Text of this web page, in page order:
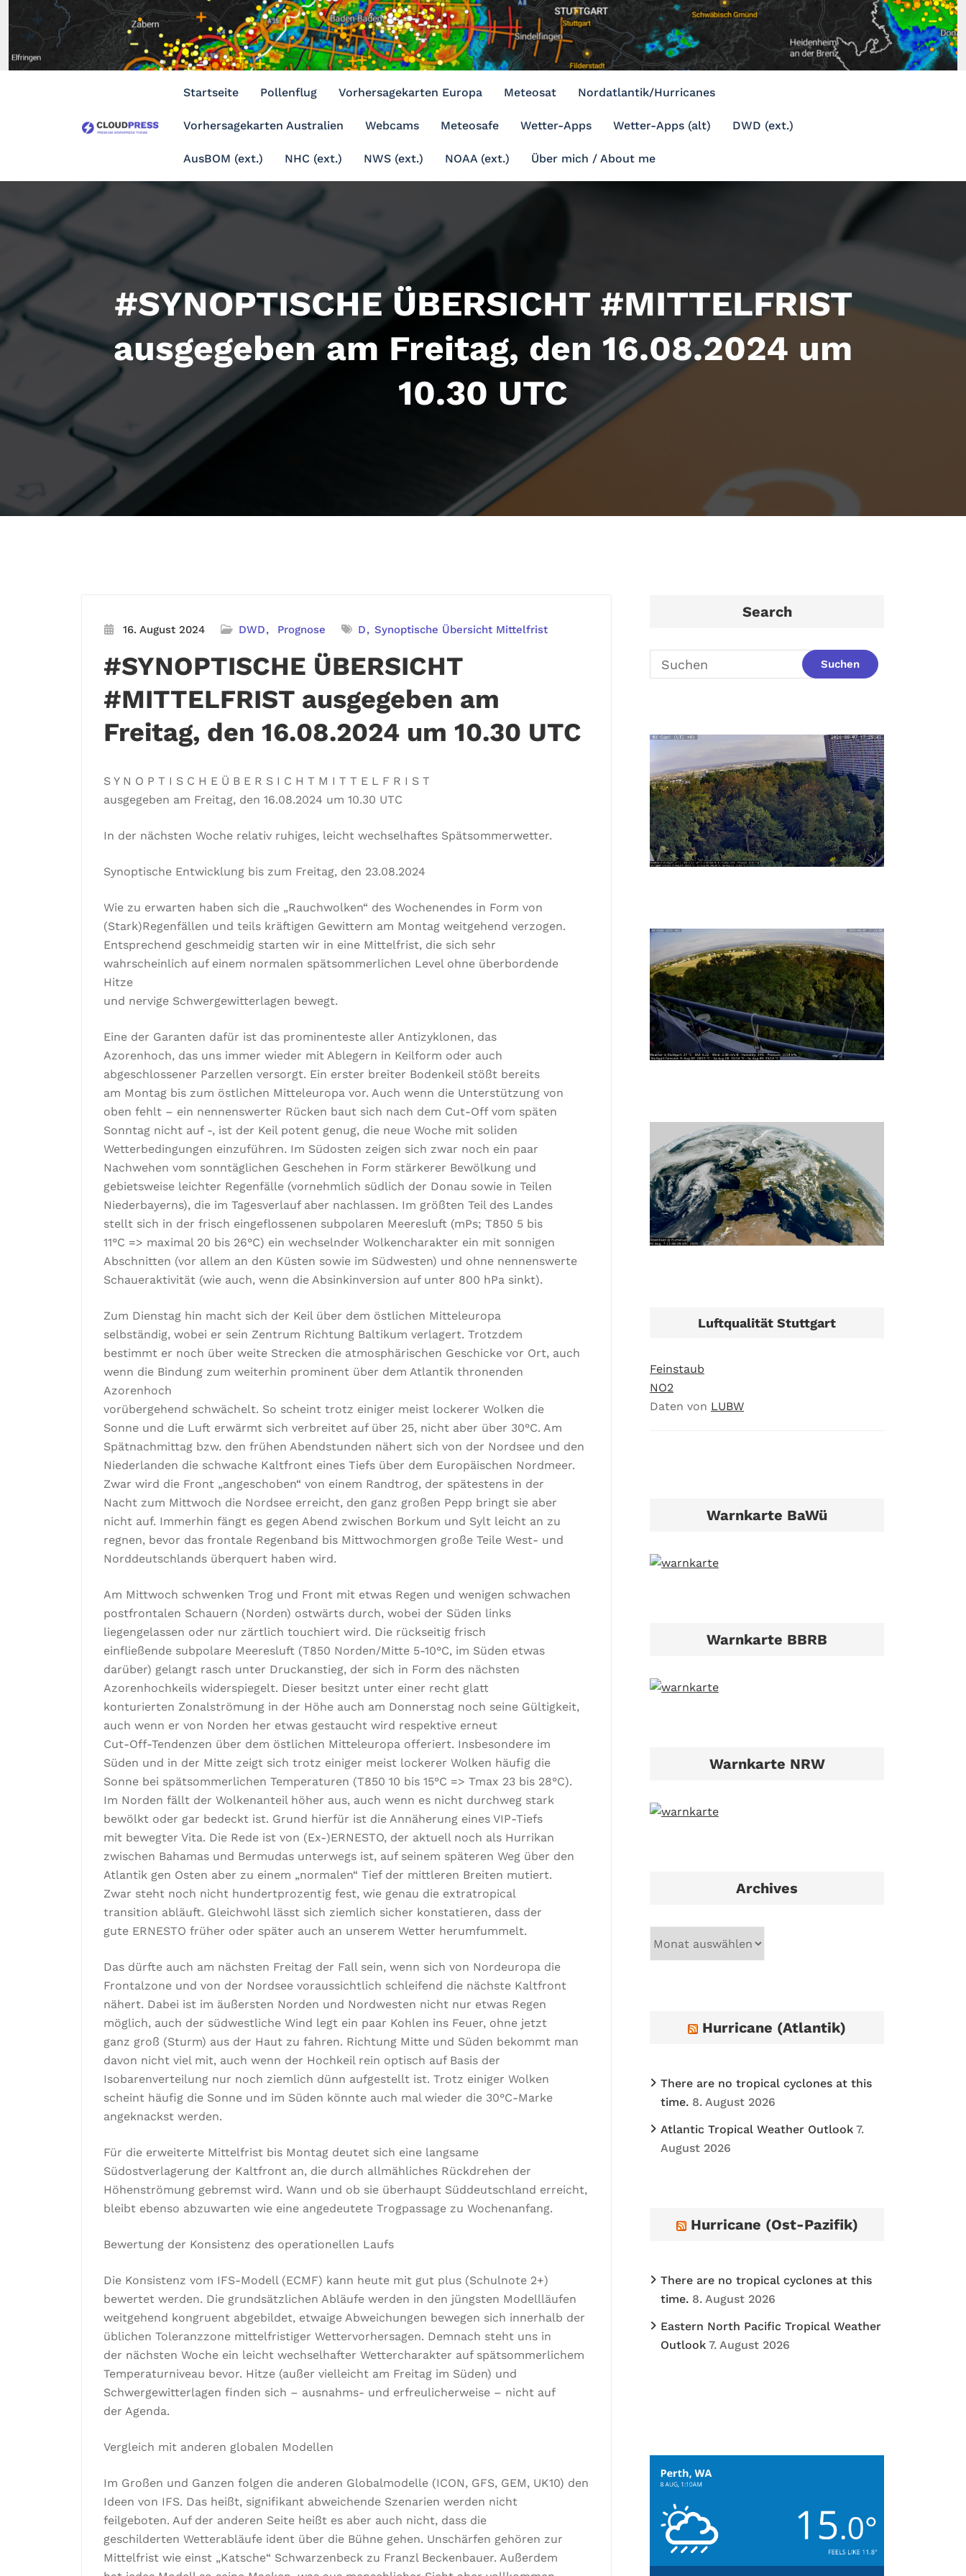
Inhalt
springen
Startseite Pollenflug Vorhersagekarten Europa Meteosat Nordatlantik/Hurricanes
Vorhersagekarten Australien Webcams Meteosafe Wetter-Apps Wetter-Apps (alt) DWD (ext.)
AusBOM (ext.) NHC (ext.) NWS (ext.) NOAA (ext.) Über mich / About me
#SYNOPTISCHE ÜBERSICHT #MITTELFRIST
ausgegeben am Freitag, den 16.08.2024 um
10.30 UTC
16. August 2024 DWD Prognose D Synoptische Übersicht Mittelfrist
#SYNOPTISCHE ÜBERSICHT
#MITTELFRIST ausgegeben am
Freitag, den 16.08.2024 um 10.30 UTC
S Y N O P T I S C H E Ü B E R S I C H T M I T T E L F R I S T
ausgegeben am Freitag, den 16.08.2024 um 10.30 UTC
In der nächsten Woche relativ ruhiges, leicht wechselhaftes Spätsommerwetter.
Synoptische Entwicklung bis zum Freitag, den 23.08.2024
Wie zu erwarten haben sich die „Rauchwolken“ des Wochenendes in Form von
(Stark)Regenfällen und teils kräftigen Gewittern am Montag weitgehend verzogen.
Entsprechend geschmeidig starten wir in eine Mittelfrist, die sich sehr
wahrscheinlich auf einem normalen spätsommerlichen Level ohne überbordende
Hitze
und nervige Schwergewitterlagen bewegt.
Eine der Garanten dafür ist das prominenteste aller Antizyklonen, das
Azorenhoch, das uns immer wieder mit Ablegern in Keilform oder auch
abgeschlossener Parzellen versorgt. Ein erster breiter Bodenkeil stößt bereits
am Montag bis zum östlichen Mitteleuropa vor. Auch wenn die Unterstützung von
oben fehlt – ein nennenswerter Rücken baut sich nach dem Cut-Off vom späten
Sonntag nicht auf -, ist der Keil potent genug, die neue Woche mit soliden
Wetterbedingungen einzuführen. Im Südosten zeigen sich zwar noch ein paar
Nachwehen vom sonntäglichen Geschehen in Form stärkerer Bewölkung und
gebietsweise leichter Regenfälle (vornehmlich südlich der Donau sowie in Teilen
Niederbayerns), die im Tagesverlauf aber nachlassen. Im größten Teil des Landes
stellt sich in der frisch eingeflossenen subpolaren Meeresluft (mPs; T850 5 bis
11°C => maximal 20 bis 26°C) ein wechselnder Wolkencharakter ein mit sonnigen
Abschnitten (vor allem an den Küsten sowie im Südwesten) und ohne nennenswerte
Schaueraktivität (wie auch, wenn die Absinkinversion auf unter 800 hPa sinkt).
Zum Dienstag hin macht sich der Keil über dem östlichen Mitteleuropa
selbständig, wobei er sein Zentrum Richtung Baltikum verlagert. Trotzdem
bestimmt er noch über weite Strecken die atmosphärischen Geschicke vor Ort, auch
wenn die Bindung zum weiterhin prominent über dem Atlantik thronenden
Azorenhoch
vorübergehend schwächelt. So scheint trotz einiger meist lockerer Wolken die
Sonne und die Luft erwärmt sich verbreitet auf über 25, nicht aber über 30°C. Am
Spätnachmittag bzw. den frühen Abendstunden nähert sich von der Nordsee und den
Niederlanden die schwache Kaltfront eines Tiefs über dem Europäischen Nordmeer.
Zwar wird die Front „angeschoben“ von einem Randtrog, der spätestens in der
Nacht zum Mittwoch die Nordsee erreicht, den ganz großen Pepp bringt sie aber
nicht auf. Immerhin fängt es gegen Abend zwischen Borkum und Sylt leicht an zu
regnen, bevor das frontale Regenband bis Mittwochmorgen große Teile West- und
Norddeutschlands überquert haben wird.
Am Mittwoch schwenken Trog und Front mit etwas Regen und wenigen schwachen
postfrontalen Schauern (Norden) ostwärts durch, wobei der Süden links
liegengelassen oder nur zärtlich touchiert wird. Die rückseitig frisch
einfließende subpolare Meeresluft (T850 Norden/Mitte 5-10°C, im Süden etwas
darüber) gelangt rasch unter Druckanstieg, der sich in Form des nächsten
Azorenhochkeils widerspiegelt. Dieser besitzt unter einer recht glatt
konturierten Zonalströmung in der Höhe auch am Donnerstag noch seine Gültigkeit,
auch wenn er von Norden her etwas gestaucht wird respektive erneut
Cut-Off-Tendenzen über dem östlichen Mitteleuropa offeriert. Insbesondere im
Süden und in der Mitte zeigt sich trotz einiger meist lockerer Wolken häufig die
Sonne bei spätsommerlichen Temperaturen (T850 10 bis 15°C => Tmax 23 bis 28°C).
Im Norden fällt der Wolkenanteil höher aus, auch wenn es nicht durchweg stark
bewölkt oder gar bedeckt ist. Grund hierfür ist die Annäherung eines VIP-Tiefs
mit bewegter Vita. Die Rede ist von (Ex-)ERNESTO, der aktuell noch als Hurrikan
zwischen Bahamas und Bermudas unterwegs ist, auf seinem späteren Weg über den
Atlantik gen Osten aber zu einem „normalen“ Tief der mittleren Breiten mutiert.
Zwar steht noch nicht hundertprozentig fest, wie genau die extratropical
transition abläuft. Gleichwohl lässt sich ziemlich sicher konstatieren, dass der
gute ERNESTO früher oder später auch an unserem Wetter herumfummelt.
Das dürfte auch am nächsten Freitag der Fall sein, wenn sich von Nordeuropa die
Frontalzone und von der Nordsee voraussichtlich schleifend die nächste Kaltfront
nähert. Dabei ist im äußersten Norden und Nordwesten nicht nur etwas Regen
möglich, auch der südwestliche Wind legt ein paar Kohlen ins Feuer, ohne jetzt
ganz groß (Sturm) aus der Haut zu fahren. Richtung Mitte und Süden bekommt man
davon nicht viel mit, auch wenn der Hochkeil rein optisch auf Basis der
Isobarenverteilung nur noch ziemlich dünn aufgestellt ist. Trotz einiger Wolken
scheint häufig die Sonne und im Süden könnte auch mal wieder die 30°C-Marke
angeknackst werden.
Für die erweiterte Mittelfrist bis Montag deutet sich eine langsame
Südostverlagerung der Kaltfront an, die durch allmähliches Rückdrehen der
Höhenströmung gebremst wird. Wann und ob sie überhaupt Süddeutschland erreicht,
bleibt ebenso abzuwarten wie eine angedeutete Trogpassage zu Wochenanfang.
Bewertung der Konsistenz des operationellen Laufs
Die Konsistenz vom IFS-Modell (ECMF) kann heute mit gut plus (Schulnote 2+)
bewertet werden. Die grundsätzlichen Abläufe werden in den jüngsten Modellläufen
weitgehend kongruent abgebildet, etwaige Abweichungen bewegen sich innerhalb der
üblichen Toleranzzone mittelfristiger Wettervorhersagen. Demnach steht uns in
der nächsten Woche ein leicht wechselhafter Wettercharakter auf spätsommerlichem
Temperaturniveau bevor. Hitze (außer vielleicht am Freitag im Süden) und
Schwergewitterlagen finden sich – ausnahms- und erfreulicherweise – nicht auf
der Agenda.
Vergleich mit anderen globalen Modellen
Im Großen und Ganzen folgen die anderen Globalmodelle (ICON, GFS, GEM, UK10) den
Ideen von IFS. Das heißt, signifikant abweichende Szenarien werden nicht
feilgeboten. Auf der anderen Seite heißt es aber auch nicht, dass die
geschilderten Wetterabläufe ident über die Bühne gehen. Unschärfen gehören zur
Mittelfrist wie einst „Katsche“ Schwarzenbeck zu Franzl Beckenbauer. Außerdem
Search
Luftqualität Stuttgart
Feinstaub
NO2
Daten von LUBW
Warnkarte BaWü
Warnkarte BBRB
Warnkarte NRW
Archives
Hurricane (Atlantik)
There are no tropical cyclones at this
time. 8. August 2026
Atlantic Tropical Weather Outlook 7.
August 2026
Hurricane (Ost-Pazifik)
There are no tropical cyclones at this
time. 8. August 2026
Eastern North Pacific Tropical Weather
Outlook 7. August 2026